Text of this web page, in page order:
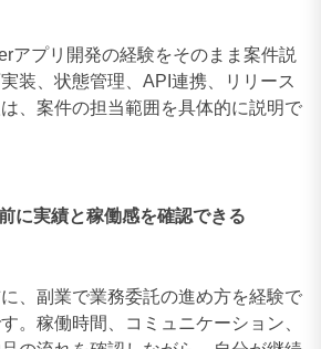
アプリ開発の経験をそのまま案件説
装、状態管理、API連携、リリース
、案件の担当範囲を具体的に説明で
に実績と稼働感を確認できる
、副業で業務委託の進め方を経験で
。稼働時間、コミュニケーション、